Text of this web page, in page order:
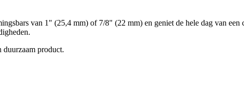
van 1" (25,4 mm) of 7/8" (22 mm) en geniet de hele dag van
duurzaam product.